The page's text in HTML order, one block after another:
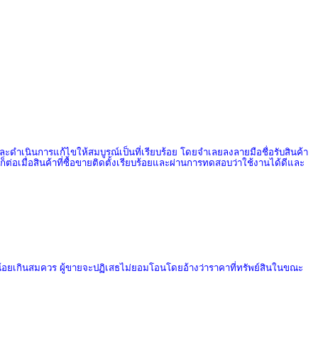
ำเนินการแก้ไขให้สมบูรณ์เป็นที่เรียบร้อย โดยจำเลยลงลายมือชื่อรับสินค้า
อเมื่อสินค้าที่ซื้อขายติดตั้งเรียบร้อยและผ่านการทดสอบว่าใช้งานได้ดีและ
กินสมควร ผู้ขายจะปฏิเสธไม่ยอมโอนโดยอ้างว่าราคาที่ทรัพย์สินในขณะ